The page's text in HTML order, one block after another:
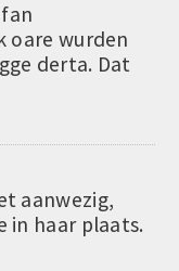
oare wurden
derta. Dat
aanwezig,
in haar plaats.